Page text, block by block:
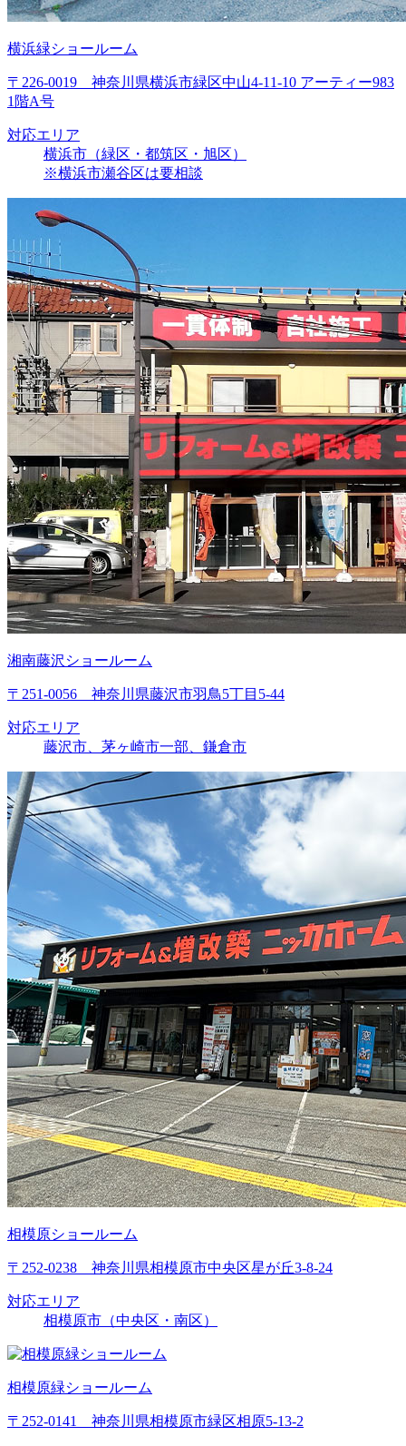
横浜緑ショールーム
〒226-0019 神奈川県横浜市緑区中山4-11-10 アーティー983
1階A号
対応エリア
横浜市（緑区・都筑区・旭区）
※横浜市瀬谷区は要相談
湘南藤沢ショールーム
〒251-0056 神奈川県藤沢市羽鳥5丁目5-44
対応エリア
藤沢市、茅ヶ崎市一部、鎌倉市
相模原ショールーム
〒252-0238 神奈川県相模原市中央区星が丘3-8-24
対応エリア
相模原市（中央区・南区）
相模原緑ショールーム
〒252-0141 神奈川県相模原市緑区相原5-13-2